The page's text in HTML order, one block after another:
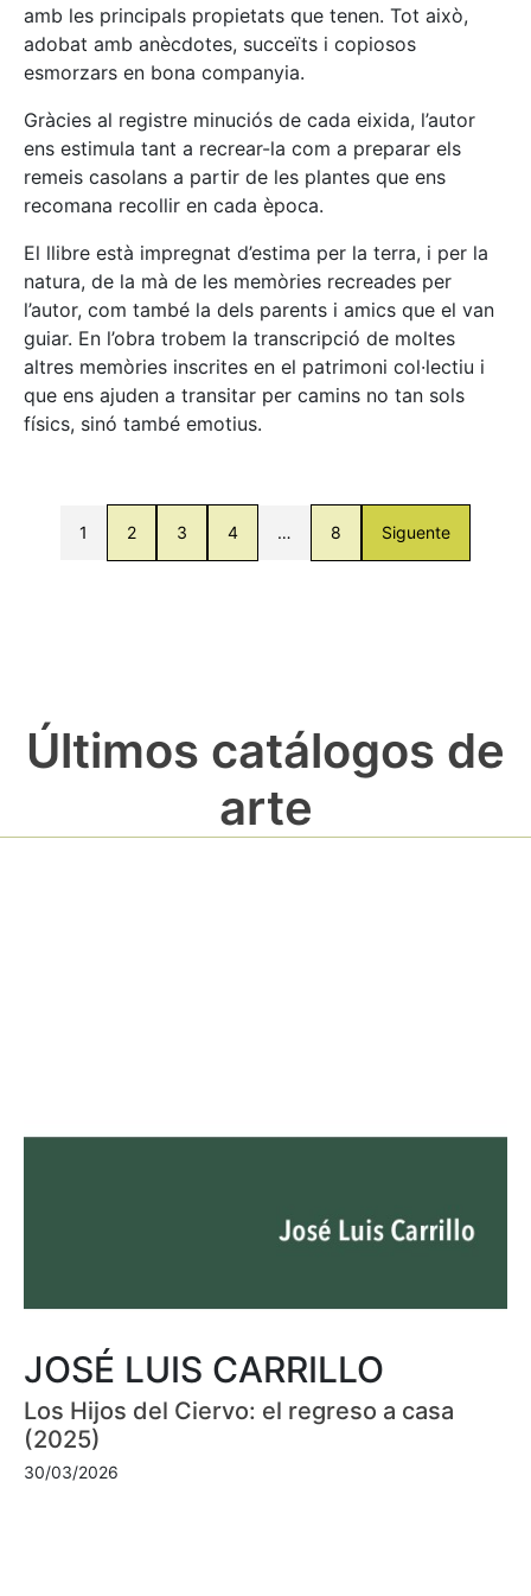
amb les principals propietats que tenen. Tot això,
adobat amb anècdotes, succeïts i copiosos
esmorzars en bona companyia.
Gràcies al registre minuciós de cada eixida, l’autor
ens estimula tant a recrear-la com a preparar els
remeis casolans a partir de les plantes que ens
recomana recollir en cada època.
El llibre està impregnat d’estima per la terra, i per la
natura, de la mà de les memòries recreades per
l’autor, com també la dels parents i amics que el van
guiar. En l’obra trobem la transcripció de moltes
altres memòries inscrites en el patrimoni col·lectiu i
que ens ajuden a transitar per camins no tan sols
físics, sinó també emotius.
1 2 3 4 … 8 Siguente
Últimos catálogos de
arte
JOSÉ LUIS CARRILLO
Los Hijos del Ciervo: el regreso a casa
(2025)
30/03/2026